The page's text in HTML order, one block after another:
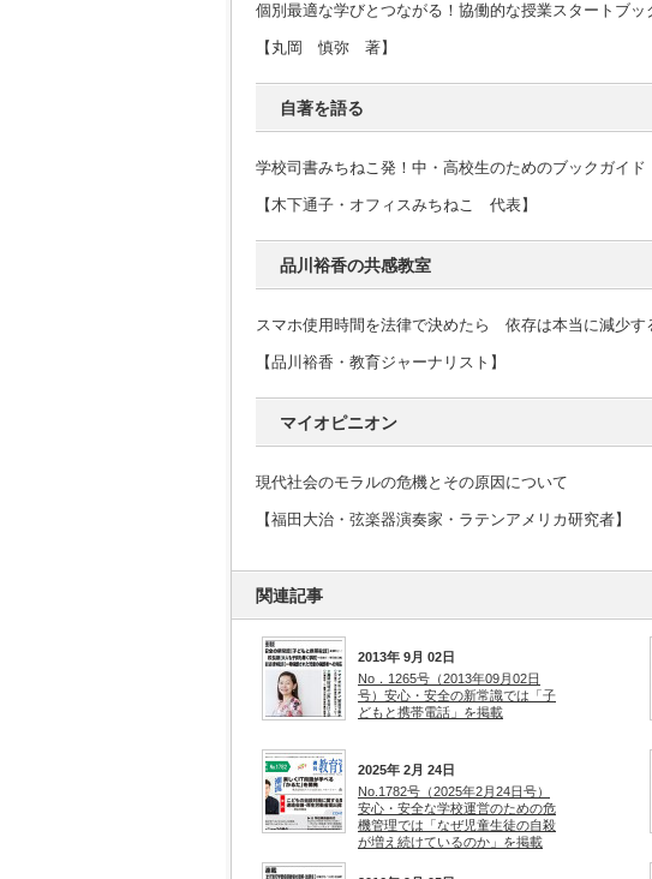
個別最適な学びとつながる！協働的な授業スタートブッ
【丸岡 慎弥 著】
自著を語る
学校司書みちねこ発！中・高校生のためのブックガイド
【木下通子・オフィスみちねこ 代表】
品川裕香の共感教室
スマホ使用時間を法律で決めたら 依存は本当に減少す
【品川裕香・教育ジャーナリスト】
マイオピニオン
現代社会のモラルの危機とその原因について
【福田大治・弦楽器演奏家・ラテンアメリカ研究者】
関連記事
2013年 9月 02日
No．1265号（2013年09月02日
号）安心・安全の新常識では「子
どもと携帯電話」を掲載
2025年 2月 24日
No.1782号（2025年2月24日号）
安心・安全な学校運営のための危
機管理では「なぜ児童生徒の自殺
が増え続けているのか」を掲載